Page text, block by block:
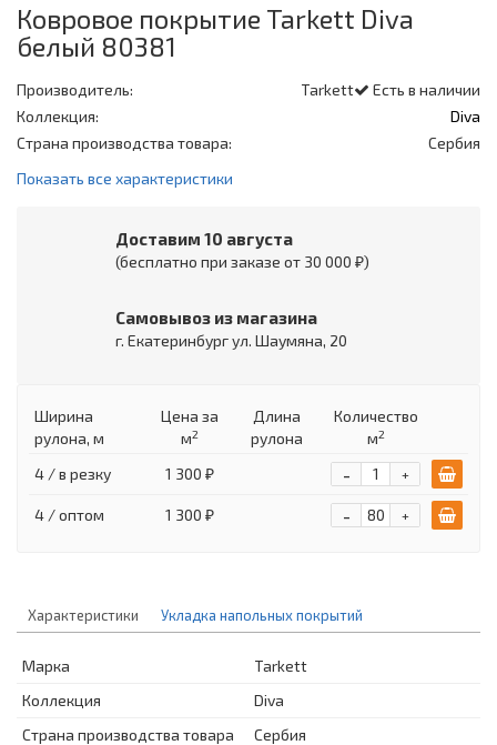
Ковровое покрытие Tarkett Diva
белый 80381
Есть в наличии
Производитель:
Tarkett
Коллекция:
Diva
Страна производства товара:
Сербия
Показать все характеристики
Доставим 10 августа
(бесплатно при заказе от 30 000 ₽)
Самовывоз из магазина
г. Екатеринбург ул. Шаумяна, 20
Ширина
рулона, м
Цена за
м2
Длина
рулона
Количество
м2
4 / в резку 1 300 ₽ +
-
4 / оптом 1 300 ₽ +
-
Характеристики Укладка напольных покрытий
Марка
Tarkett
Коллекция
Diva
Страна производства товара
Сербия